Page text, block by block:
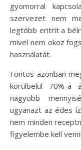
gyomorral
szervezet nem
legtöbb eritrit a
mivel nem okoz
használatát.
Fontos azonban
körülbelül 70%-a
nagyobb
ugyanazt az édes
nem minden
figyelembe kell